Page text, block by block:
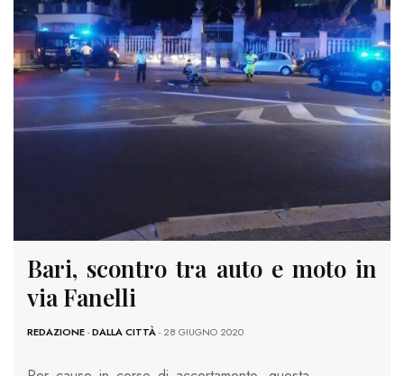
Bari, scontro tra auto e moto in
via Fanelli
REDAZIONE-DALLA CITTÀ- 28 GIUGNO 2020